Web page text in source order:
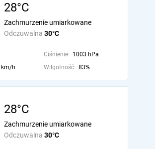
28°C
Odczuwalna 30°C
Zachmurzenie umiarkowane
Ciśnienie: 1003 hPa
km/h Wilgotność: 83%
28°C
Odczuwalna 30°C
Zachmurzenie umiarkowane